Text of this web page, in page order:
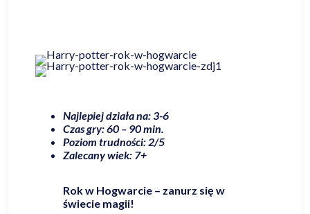
Najlepiej działa na: 3-6
Czas gry: 60 – 90 min.
Poziom trudności: 2/5
Zalecany wiek: 7+
Rok w Hogwarcie – zanurz się w
świecie magii!